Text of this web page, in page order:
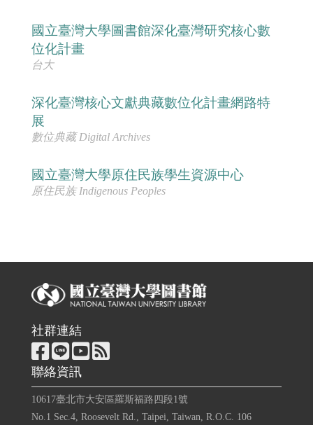
國立臺灣大學圖書館深化臺灣研究核心數
位化計畫
台大
深化臺灣核心文獻典藏數位化計畫網路特
展
數位典藏 Digital Archives
國立臺灣大學原住民族學生資源中心
原住民族 Indigenous Peoples
社群連結
聯絡資訊
10617臺北市大安區羅斯福路四段1號
No.1 Sec.4, Roosevelt Rd., Taipei, Taiwan, R.O.C. 106